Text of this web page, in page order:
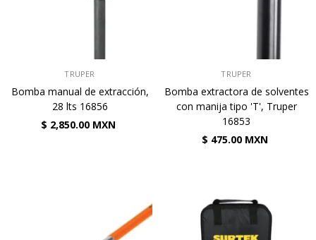
TRUPER
Bomba manual de extracción,
28 lts 16856
$ 2,850.00 MXN
TRUPER
Bomba extractora de solventes
con manija tipo 'T', Truper
16853
$ 475.00 MXN